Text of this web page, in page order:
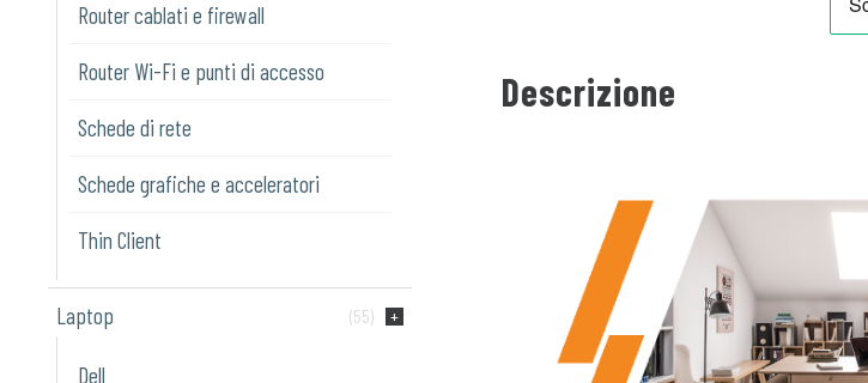
Router cablati e firewall
Router Wi-Fi e punti di accesso
Schede di rete
Schede grafiche e acceleratori
Thin Client
Laptop (55)
Dell
Descrizione